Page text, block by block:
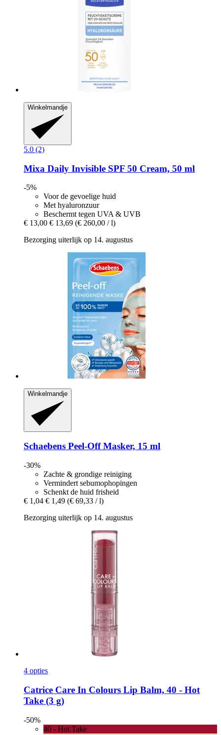
Winkelmandje
5.0 (2)
Mixa Daily Invisible SPF 50 Cream, 50 ml
-5%
Voor de gevoelige huid
Met hyaluronzuur
Beschermt tegen UVA & UVB
€ 13,00 € 13,69 (€ 260,00 / l)
Bezorging uiterlijk op 14. augustus
Winkelmandje
Schaebens Peel-​Off Masker, 15 ml
-30%
Zachte & grondige reiniging
Vermindert sebumophopingen
Schenkt de huid frisheid
€ 1,04 € 1,49 (€ 69,33 / l)
Bezorging uiterlijk op 14. augustus
4 opties
Catrice Care In Colours Lip Balm, 40 -​ Hot
Take (3 g)
-50%
40 - Hot Take